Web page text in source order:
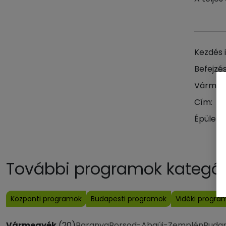
Kezdés
Cím:
Épület:
További programok
Központi programok Budapesti programok Vidéki